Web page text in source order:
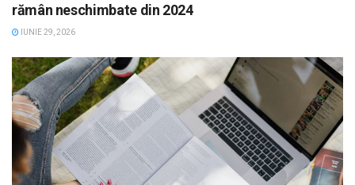
rămân neschimbate din 2024
IUNIE 29, 2026